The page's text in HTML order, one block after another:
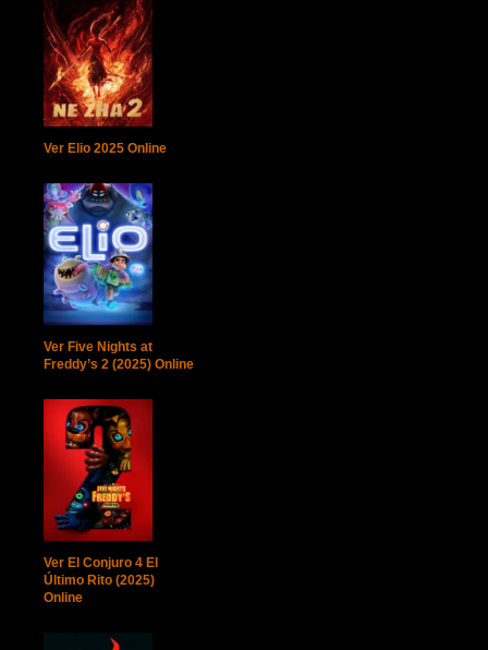
Ver Elio 2025 Online
Ver Five Nights at
Freddy’s 2 (2025) Online
Ver El Conjuro 4 El
Último Rito (2025)
Online